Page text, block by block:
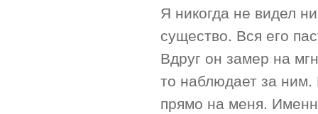
Я никогда не видел
существо. Вся его
Вдруг он замер на
то наблюдает за ним.
прямо на меня.